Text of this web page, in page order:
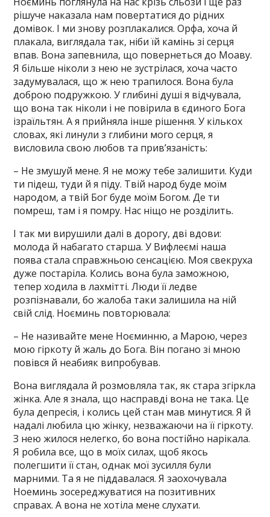
рішуче наказала нам повертатися до рідних
домівок. І ми знову розплакалися. Орфа, хоча й
плакала, виглядала так, ніби їй камінь зі серця
впав. Вона запевнила, що повернеться до Моаву.
Я більше ніколи з нею не зустрілася, хоча часто
задумувалася, що ж нею трапилося. Вона була
доброю подружкою. У глибині душі я відчувала,
що вона так ніколи і не повірила в єдиного Бога
ізраїльтян. А я прийняла інше рішення. У кількох
словах, які линули з глибини мого серця, я
висловила свою любов та прив’язаність:
– Не змушуй мене. Я не можу тебе залишити. Куди
ти підеш, туди й я піду. Твій народ буде моїм
народом, а твій Бог буде моїм Богом. Де ти
помреш, там і я помру. Нас ніщо не розділить.
І так ми вирушили далі в дорогу, дві вдови:
молода й набагато старша. У Вифлеємі наша
поява стала справжньою сенсацією. Моя свекруха
дуже постаріла. Колись вона була заможною,
тепер ходила в лахмітті. Люди її ледве
розпізнавали, бо жалоба таки залишила на ній
свій слід. Ноєминь повторювала:
– Не називайте мене Ноєминню, а Марою, через
мою гіркоту й жаль до Бога. Він погано зі мною
повівся й неабияк випробував.
Вона виглядала й розмовляла так, як стара згіркла
жінка. Але я знала, що насправді вона не така. Це
була депресія, і колись цей стан мав минутися. Я й
надалі любила цю жінку, незважаючи на її гіркоту.
З нею жилося нелегко, бо вона постійно нарікала.
Я робила все, що в моїх силах, щоб якось
полегшити її стан, однак мої зусилля були
марними. Та я не піддавалася. Я заохочувала
Ноеминь зосереджуватися на позитивних
справах. А вона не хотіла мене слухати.